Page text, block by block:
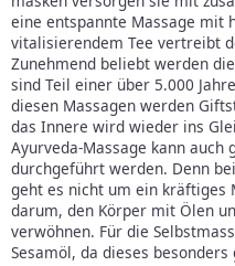
eine entspannte Massage mit
vitalisierendem Tee vertreibt
Zunehmend beliebt werden
sind Teil einer über 5.000
diesen Massagen werden
das Innere wird wieder ins
Ayurveda-Massage kann auch
durchgeführt werden. Denn
geht es nicht um ein kräftiges
darum, den Körper mit Ölen
verwöhnen. Für die
Sesamöl, da dieses